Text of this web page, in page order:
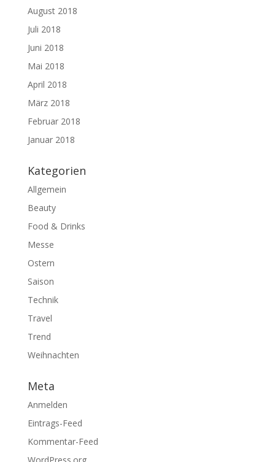
August 2018
Juli 2018
Juni 2018
Mai 2018
April 2018
März 2018
Februar 2018
Januar 2018
Kategorien
Allgemein
Beauty
Food & Drinks
Messe
Ostern
Saison
Technik
Travel
Trend
Weihnachten
Meta
Anmelden
Eintrags-Feed
Kommentar-Feed